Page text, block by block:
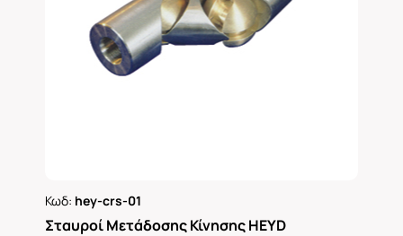
Ρωτήστε μας
Κωδ: hey-crs-01
Σταυροί Μετάδοσης Κίνησης HEYD